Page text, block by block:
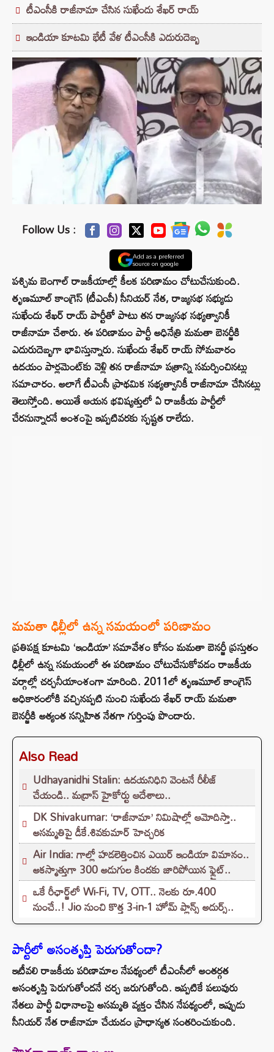
టీఎంసీకి రాజీనామా చేసిన సుఖేందు శేఖర్ రాయ్
ఇండియా కూటమి భేటీ వేళ టీఎంసీకి ఎదురుదెబ్బ
Follow Us :
Add as a preferred
source on google
పశ్చిమ బెంగాల్ రాజకీయాల్లో కీలక పరిణామం చోటుచేసుకుంది.
తృణమూల్ కాంగ్రెస్ (టీఎంసీ) సీనియర్ నేత, రాజ్యసభ సభ్యుడు
సుఖేందు శేఖర్ రాయ్ పార్టీతో పాటు తన రాజ్యసభ సభ్యత్వానికీ
రాజీనామా చేశారు. ఈ పరిణామం పార్టీ అధినేత్రి మమతా బెనర్జీకి
ఎదురుదెబ్బగా భావిస్తున్నారు. సుఖేందు శేఖర్ రాయ్ సోమవారం
ఉదయం పార్లమెంట్‌కు వెళ్లి తన రాజీనామా పత్రాన్ని సమర్పించినట్లు
సమాచారం. అలాగే టీఎంసీ ప్రాథమిక సభ్యత్వానికీ రాజీనామా చేసినట్లు
తెలుస్తోంది. అయితే ఆయన భవిష్యత్తులో ఏ రాజకీయ పార్టీలో
చేరనున్నారనే అంశంపై ఇప్పటివరకు స్పష్టత రాలేదు.
మమతా ఢిల్లీలో ఉన్న సమయంలో పరిణామం
ప్రతిపక్ష కూటమి ‘ఇండియా’ సమావేశం కోసం మమతా బెనర్జీ ప్రస్తుతం
ఢిల్లీలో ఉన్న సమయంలో ఈ పరిణామం చోటుచేసుకోవడం రాజకీయ
వర్గాల్లో చర్చనీయాంశంగా మారింది. 2011లో తృణమూల్ కాంగ్రెస్
అధికారంలోకి వచ్చినప్పటి నుంచి సుఖేందు శేఖర్ రాయ్ మమతా
బెనర్జీకి అత్యంత సన్నిహిత నేతగా గుర్తింపు పొందారు.
Also Read
Udhayanidhi Stalin: ఉదయనిధిని వెంటనే రీలీజ్
చేయండి.. మద్రాస్ హైకోర్టు ఆదేశాలు..
DK Shivakumar: ‘రాజీనామా’ నిమిషాల్లో ఆమోదిస్తా..
అసమ్మతిపై డీకే.శివకుమార్ హెచ్చరిక
Air India: గాల్లో హడలెత్తించిన ఎయిర్ ఇండియా విమానం..
అకస్మాత్తుగా 300 అడుగుల కిందకు జారిపోయిన ఫ్లైట్..
ఒకే రీఛార్జ్‌లో Wi-Fi, TV, OTT.. నెలకు రూ.400
నుంచే..! Jio నుంచి కొత్త 3-in-1 హోమ్ ప్లాన్స్ అదుర్స్..
పార్టీలో అసంతృప్తి పెరుగుతోందా?
ఇటీవలి రాజకీయ పరిణామాల నేపథ్యంలో టీఎంసీలో అంతర్గత
అసంతృప్తి పెరుగుతోందనే చర్చ జరుగుతోంది. ఇప్పటికే పలువురు
నేతలు పార్టీ విధానాలపై అసమ్మతి వ్యక్తం చేసిన నేపథ్యంలో, ఇప్పుడు
సీనియర్ నేత రాజీనామా చేయడం ప్రాధాన్యత సంతరించుకుంది.